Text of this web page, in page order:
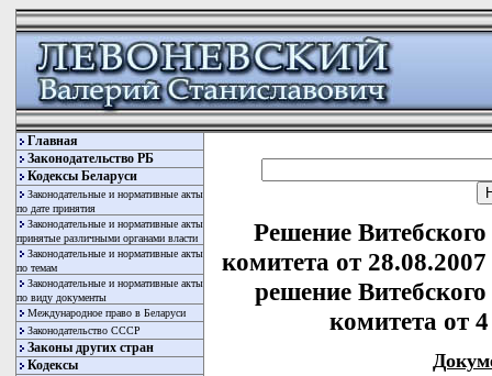
Главная
Законодательство РБ
Кодексы Беларуси
Законодательные и нормативные акты
по дате принятия
Законодательные и нормативные акты
принятые различными органами власти
Законодательные и нормативные акты
по темам
Законодательные и нормативные акты
по виду документы
Международное право в Беларуси
Законодательство СССР
Законы других стран
Кодексы
Решение
комитета от
решение
комитета от